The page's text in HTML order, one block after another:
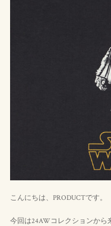
こんにちは、PRODUCTです。
今回は24AWコレクションか